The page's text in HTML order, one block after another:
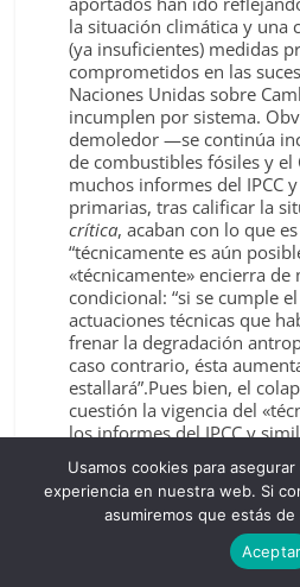
la situación climática y una
(ya insuficientes) medidas
comprometidos en las
Naciones Unidas sobre
incumplen por sistema.
demoledor —se continúa
de combustibles fósiles y el
muchos informes del IPCC
primarias, tras calificar la
crítica, acaban con lo que
“técnicamente es aún
«técnicamente» encierra
condicional: “si se cumple
actuaciones técnicas que
frenar la degradación
caso contrario, ésta
estallará”.Pues bien, el
cuestión la vigencia del
los informes del IPCC y
de manera exagerada, a
problema, especialmente
responsables políticos.
justificada; de hecho, la
Summaries for PolicyMakers(
Usamos cookies para
experiencia en nuestra web. Si
asumiremos que estás
Aceptar